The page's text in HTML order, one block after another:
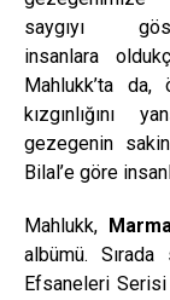
saygıyı
insanlara
Mahlukk’ta
kızgınlığını
gezegenin
Bilal’e göre
Mahlukk,
albümü. Sırada
Efsaneleri Serisi